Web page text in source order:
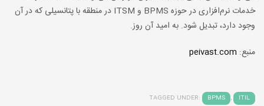
خدمات نرم‌افزاری در حوزه BPMS و ITSM در منطقه با پتانسیلی که در آن
وجود دارد، تبدیل شود. به امید آن روز.
منبع: peivast.com
TAGGED UNDER: BPMS , ITIL